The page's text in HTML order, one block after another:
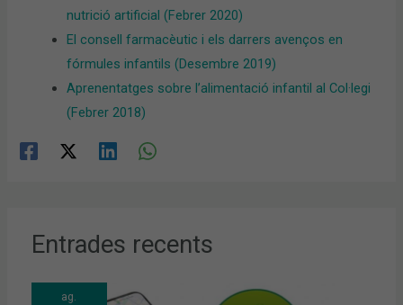
nutrició artificial (Febrer 2020)
El consell farmacèutic i els darrers avenços en
fórmules infantils (Desembre 2019)
Aprenentatges sobre l’alimentació infantil al Col·legi
(Febrer 2018)
Entrades recents
ag.